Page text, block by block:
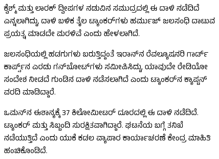
ಕ್ವೆಶ್ಮ್ ಮತ್ತು ಲಾರಕ್ ದ್ವೀಪಗಳ ನಡುವಿನ ಸಮುದ್ರದಲ್ಲಿ ಈ ದಾಳಿ ನಡೆದಿದೆ
ಎನ್ನಲಾಗಿದ್ದು, ದಾಳಿ ಬಳಿಕ ತೈಲ ಟ್ಯಾಂಕರ್‌ಗಳು ಹರ್ಮುಜ್ ಜಲಸಂಧಿ ದಾಟುವ
ಪ್ರಯತ್ನ ಮಾಡದೇ ಮರಳಿವೆ ಎಂದು ಹೇಳಲಾಗಿದೆ.
ಜಲಸಂಧಿಯಲ್ಲಿ ಹಡಗುಗಳು ಬರುತ್ತಿದ್ದಂತೆ ಇರಾನ್‌ನ ರೆವಲ್ಯೂಷನರಿ ಗಾರ್ಡ್
ಕಾರ್ಪ್ಸ್‌ನ ಎರಡು ಗನ್‌ಬೋಟ್‌ಗಳು ಸಮೀಪಿಸಿದ್ದು, ಯಾವುದೇ ರೇಡಿಯೋ
ಸಂದೇಶ ನೀಡದೆ ಗುಂಡಿನ ದಾಳಿ ನಡೆಸಲಾಗಿದೆ ಎಂದು ಟ್ಯಾಂಕರ್‌ನ ಕ್ಯಾಪ್ಟನ್
ವರದಿ ಮಾಡಿದ್ದಾರೆ.
ಒಮನ್‌ನ ಈಶಾನ್ಯಕ್ಕೆ 37 ಕಿಲೋಮೀಟರ್ ದೂರದಲ್ಲಿ ಈ ದಾಳಿ ನಡೆದಿದೆ.
ಟ್ಯಾಂಕರ್ ಮತ್ತು ಸಿಬ್ಬಂದಿ ಸುರಕ್ಷಿತವಾಗಿದ್ದಾರೆ. ಘಟನೆಯ ಬಗ್ಗೆ ತನಿಖೆ
ನಡೆಯುತ್ತಿದೆ ಎಂದು ಯುಕೆ ಕಡಲ ವ್ಯಾಪಾರ ಕಾರ್ಯಾಚರಣೆ ಕೇಂದ್ರ ಮಾಹಿತಿ
ಹಂಚಿಕೊಂಡಿದೆ.